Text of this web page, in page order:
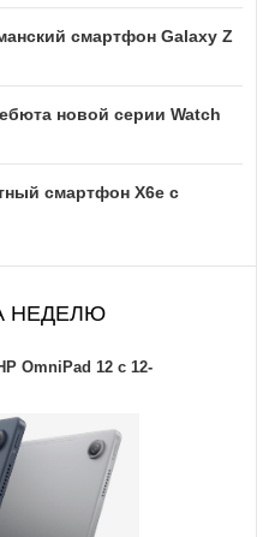
смартфон Galaxy Z
новой серии Watch
смартфон X6e с
НЕДЕЛЮ
OmniPad 12 с 12-